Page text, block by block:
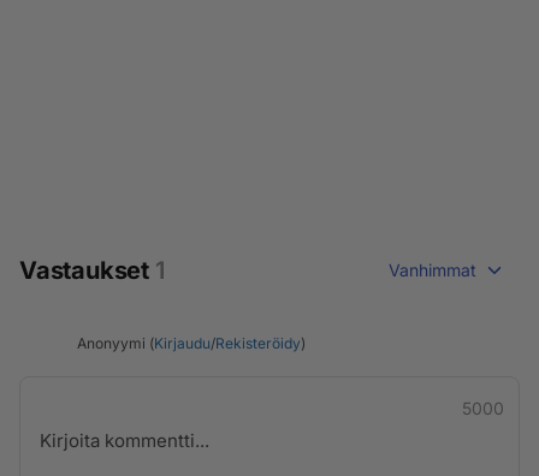
Vastaukset 1 Vanhimmat
Anonyymi (Kirjaudu/Rekisteröidy)
5000